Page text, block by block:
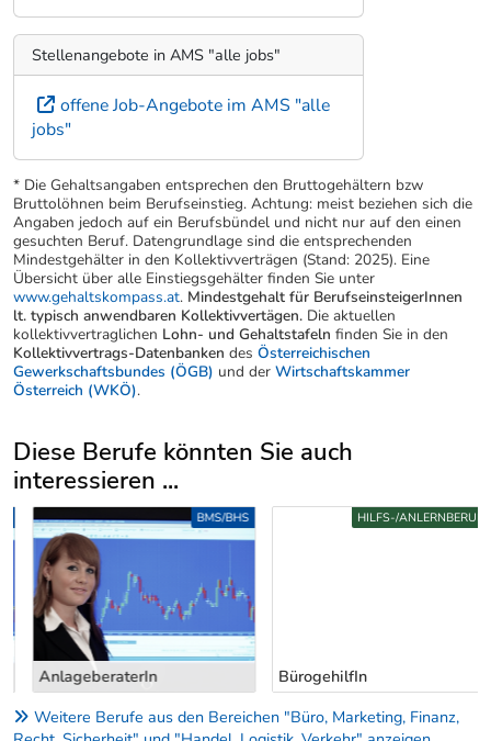
Stellenangebote in AMS "alle jobs"
offene Job-Angebote im AMS "alle
jobs"
* Die Gehaltsangaben entsprechen den Bruttogehältern bzw
Bruttolöhnen beim Berufseinstieg. Achtung: meist beziehen sich die
Angaben jedoch auf ein Berufsbündel und nicht nur auf den einen
gesuchten Beruf. Datengrundlage sind die entsprechenden
Mindestgehälter in den Kollektivverträgen (Stand: 2025). Eine
Übersicht über alle Einstiegsgehälter finden Sie unter
www.gehaltskompass.at. Mindestgehalt für BerufseinsteigerInnen
lt. typisch anwendbaren Kollektivvertägen. Die aktuellen
kollektivvertraglichen Lohn- und Gehaltstafeln finden Sie in den
Kollektivvertrags-Datenbanken des Österreichischen
Gewerkschaftsbundes (ÖGB) und der Wirtschaftskammer
Österreich (WKÖ).
Diese Berufe könnten Sie auch
interessieren ...
Uber weitere Berufsvorschläge
AnlageberaterIn
BMS/BHS
BürogehilfIn
HILFS-/ANLERNBERUFE
Weitere Berufe aus den Bereichen "Büro, Marketing, Finanz,